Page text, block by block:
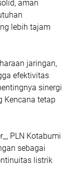
aman
lebih tajam
jaringan,
efektivitas
sinergi
Kencana tetap
PLN Kotabumi
sebagai
listrik